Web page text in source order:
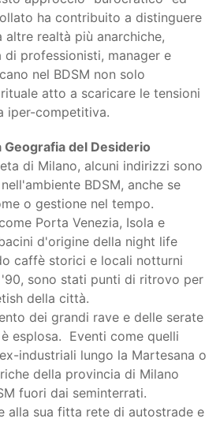
ha contribuito a distinguere
altre realtà più anarchiche,
di professionisti, manager e
nel BDSM non solo
atto a scaricare le tensioni
iper-competitiva.
Geografia del Desiderio
di Milano, alcuni indirizzi sono
BDSM, anche se
o gestione nel tempo.
Porta Venezia, Isola e
d'origine della night life
caffè storici e locali notturni
sono stati punti di ritrovo per
della città.
dei grandi rave e delle serate
esplosa. Eventi come quelli
industriali lungo la Martesana o
della provincia di Milano
fuori dai seminterrati.
alla sua fitta rete di autostrade e